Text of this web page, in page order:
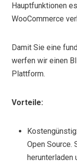
Hauptfunktionen
WooCommerce
Damit Sie eine
werfen wir einen
Plattform.
Vorteile:
Open Source.
herunterladen